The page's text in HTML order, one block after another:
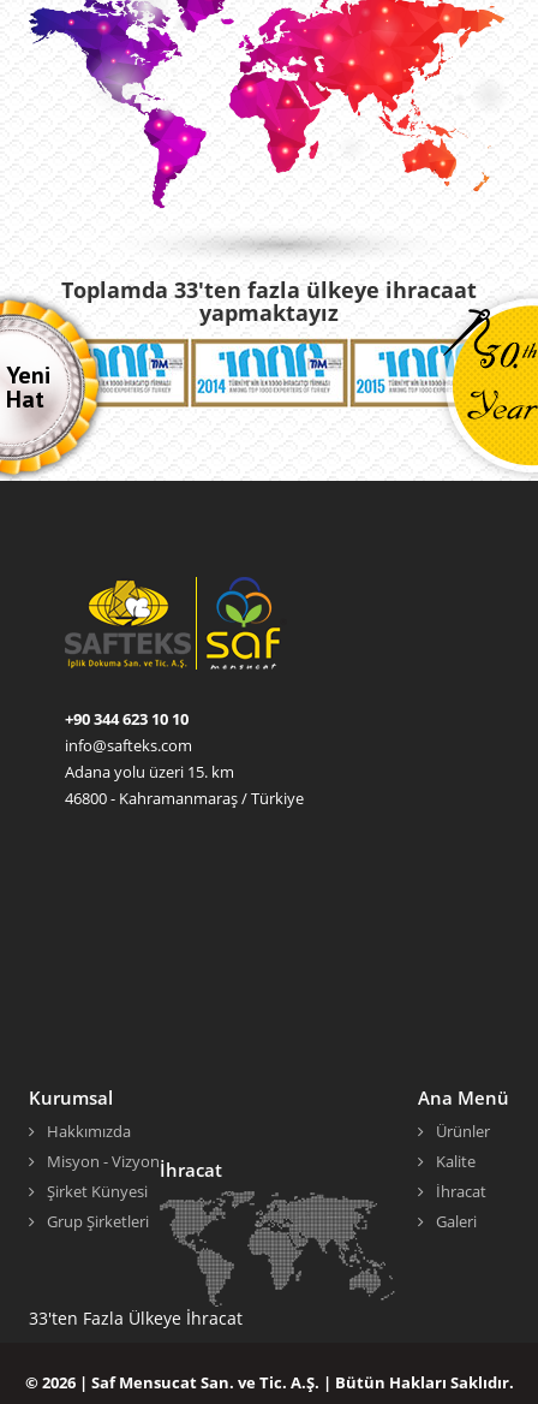
Toplamda 33'ten fazla ülkeye ihracaat
yapmaktayız
+90 344 623 10 10
info@safteks.com
Adana yolu üzeri 15. km
46800 - Kahramanmaraş / Türkiye
Kurumsal
Hakkımızda
Misyon - Vizyon
Şirket Künyesi
Grup Şirketleri
Ana Menü
Ürünler
Kalite
İhracat
Galeri
İhracat
33'ten Fazla Ülkeye İhracat
© 2026 | Saf Mensucat San. ve Tic. A.Ş. | Bütün Hakları Saklıdır.
Yeni
Hat